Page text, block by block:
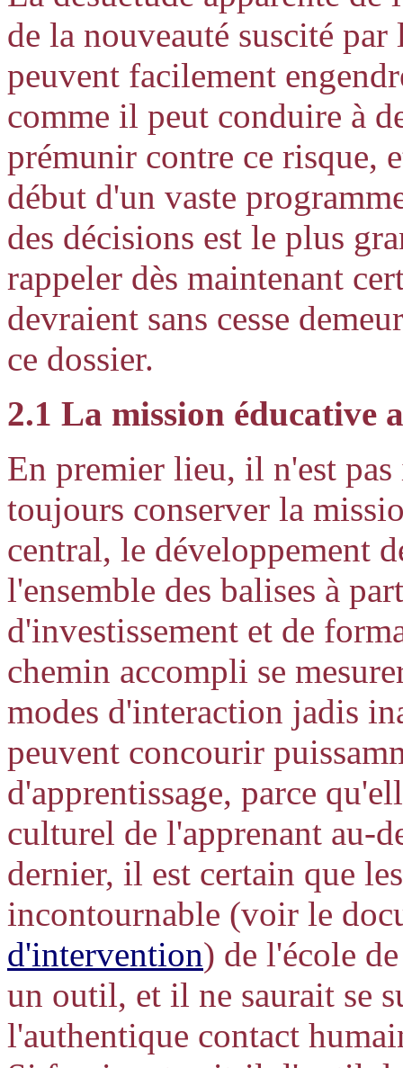
de la nouveauté suscité
peuvent facilement
comme il peut conduire à
prémunir contre ce risque,
début d'un vaste
des décisions est le plus
rappeler dès maintenant
devraient sans cesse
ce dossier.
2.1 La mission éducative
En premier lieu, il n'est
toujours conserver la
central, le développement
l'ensemble des balises à
d'investissement et de
chemin accompli se
modes d'interaction jadis
peuvent concourir
d'apprentissage, parce
culturel de l'apprenant au-
dernier, il est certain que
incontournable (voir le
d'intervention) de l'école
un outil, et il ne saurait se
l'authentique contact